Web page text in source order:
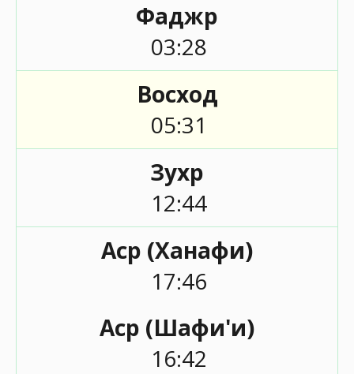
Фаджр
03:28
Восход
05:31
Зухр
12:44
Аср (Ханафи)
17:46
Аср (Шафи'и)
16:42